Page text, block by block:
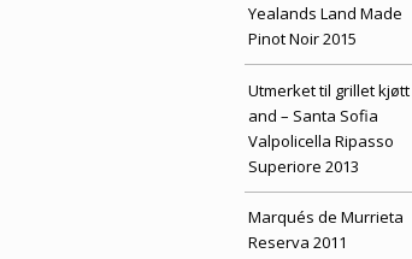
Yealands Land Made
Pinot Noir 2015
Utmerket til grillet kjøtt
and – Santa Sofia
Valpolicella Ripasso
Superiore 2013
Marqués de Murrieta
Reserva 2011